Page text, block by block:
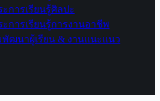
การเรียนรู้ศิลปะ
การเรียนรู้การงานอาชีพ
พัฒนาผู้เรียน & งานแนะแนว